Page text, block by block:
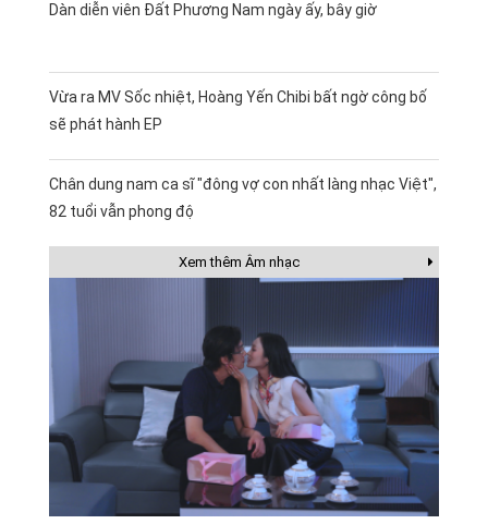
Dàn diễn viên Đất Phương Nam ngày ấy, bây giờ
Vừa ra MV Sốc nhiệt, Hoàng Yến Chibi bất ngờ công bố
sẽ phát hành EP
Chân dung nam ca sĩ "đông vợ con nhất làng nhạc Việt",
82 tuổi vẫn phong độ
Xem thêm Âm nhạc